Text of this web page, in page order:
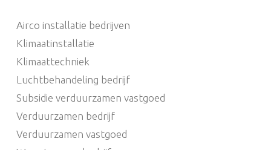
Airco installatie bedrijven
Klimaatinstallatie
Klimaattechniek
Luchtbehandeling bedrijf
Subsidie verduurzamen vastgoed
Verduurzamen bedrijf
Verduurzamen vastgoed